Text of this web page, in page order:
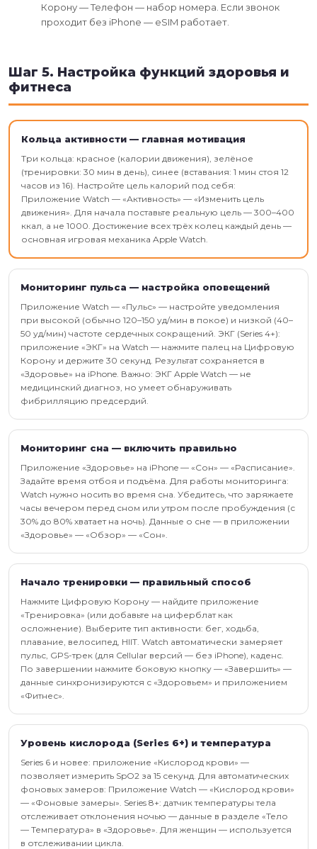
Корону — Телефон — набор номера. Если звонок
проходит без iPhone — eSIM работает.
Шаг 5. Настройка функций здоровья и
фитнеса
Кольца активности — главная мотивация
Три кольца: красное (калории движения), зелёное
(тренировки: 30 мин в день), синее (вставания: 1 мин стоя 12
часов из 16). Настройте цель калорий под себя:
Приложение Watch — «Активность» — «Изменить цель
движения». Для начала поставьте реальную цель — 300–400
ккал, а не 1000. Достижение всех трёх колец каждый день —
основная игровая механика Apple Watch.
Мониторинг пульса — настройка оповещений
Приложение Watch — «Пульс» — настройте уведомления
при высокой (обычно 120–150 уд/мин в покое) и низкой (40–
50 уд/мин) частоте сердечных сокращений. ЭКГ (Series 4+):
приложение «ЭКГ» на Watch — нажмите палец на Цифровую
Корону и держите 30 секунд. Результат сохраняется в
«Здоровье» на iPhone. Важно: ЭКГ Apple Watch — не
медицинский диагноз, но умеет обнаруживать
фибрилляцию предсердий.
Мониторинг сна — включить правильно
Приложение «Здоровье» на iPhone — «Сон» — «Расписание».
Задайте время отбоя и подъёма. Для работы мониторинга:
Watch нужно носить во время сна. Убедитесь, что заряжаете
часы вечером перед сном или утром после пробуждения (с
30% до 80% хватает на ночь). Данные о сне — в приложении
«Здоровье» — «Обзор» — «Сон».
Начало тренировки — правильный способ
Нажмите Цифровую Корону — найдите приложение
«Тренировка» (или добавьте на циферблат как
осложнение). Выберите тип активности: бег, ходьба,
плавание, велосипед, HIIT. Watch автоматически замеряет
пульс, GPS-трек (для Cellular версий — без iPhone), каденс.
По завершении нажмите боковую кнопку — «Завершить» —
данные синхронизируются с «Здоровьем» и приложением
«Фитнес».
Уровень кислорода (Series 6+) и температура
Series 6 и новее: приложение «Кислород крови» —
позволяет измерить SpO2 за 15 секунд. Для автоматических
фоновых замеров: Приложение Watch — «Кислород крови»
— «Фоновые замеры». Series 8+: датчик температуры тела
отслеживает отклонения ночью — данные в разделе «Тело
— Температура» в «Здоровье». Для женщин — используется
в отслеживании цикла.